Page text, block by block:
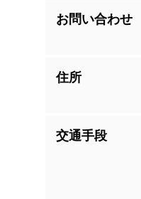
お問い合わせ
住所
交通手段